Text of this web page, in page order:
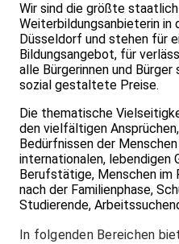
Wir sind die größte
Weiterbildungsanbieterin in
Düsseldorf und stehen für
Bildungsangebot, für
alle Bürgerinnen und
sozial gestaltete Preise.
Die thematische
den vielfältigen
Bedürfnissen der
internationalen, lebendigen
Berufstätige, Menschen im
nach der Familienphase,
Studierende,
In folgenden Bereichen